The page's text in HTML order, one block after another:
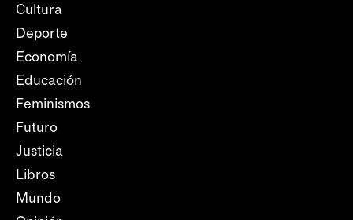
Cultura
Deporte
Economía
Educación
Feminismos
Futuro
Justicia
Libros
Mundo